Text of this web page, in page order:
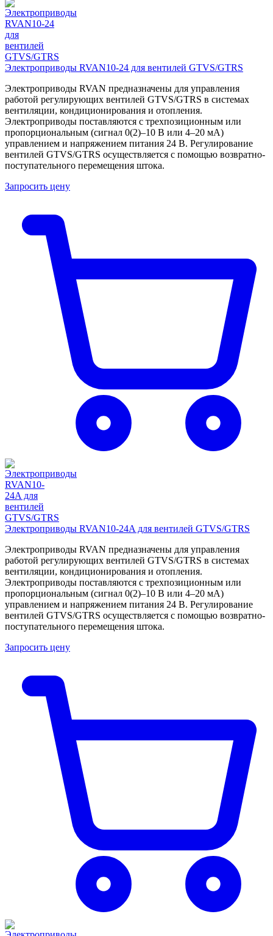
Электроприводы RVAN10-24 для вентилей GTVS/GTRS
Электроприводы RVAN предназначены для управления
работой регулирующих вентилей GTVS/GTRS в системах
вентиляции, кондиционирования и отопления.
Электроприводы поставляются с трехпозиционным или
пропорциональным (сигнал 0(2)–10 В или 4–20 мА)
управлением и напряжением питания 24 В. Регулирование
вентилей GTVS/GTRS осуществляется с помощью возвратно-
поступательного перемещения штока.
Запросить цену
Электроприводы RVAN10-24A для вентилей GTVS/GTRS
Электроприводы RVAN предназначены для управления
работой регулирующих вентилей GTVS/GTRS в системах
вентиляции, кондиционирования и отопления.
Электроприводы поставляются с трехпозиционным или
пропорциональным (сигнал 0(2)–10 В или 4–20 мА)
управлением и напряжением питания 24 В. Регулирование
вентилей GTVS/GTRS осуществляется с помощью возвратно-
поступательного перемещения штока.
Запросить цену